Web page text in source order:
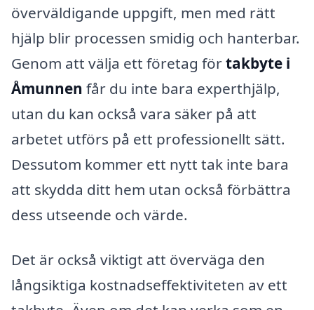
överväldigande uppgift, men med rätt
hjälp blir processen smidig och hanterbar.
Genom att välja ett företag förtakbyte i
Åmunnen får du inte bara experthjälp,
utan du kan också vara säker på att
arbetet utförs på ett professionellt sätt.
Dessutom kommer ett nytt tak inte bara
att skydda ditt hem utan också förbättra
dess utseende och värde.
Det är också viktigt att överväga den
långsiktiga kostnadseffektiviteten av ett